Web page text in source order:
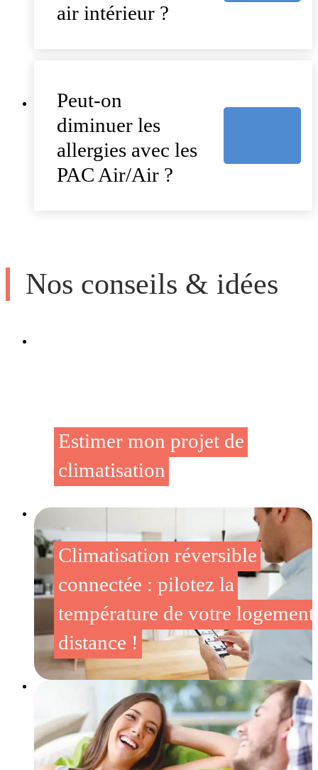
air intérieur ?
Peut-on
diminuer les
allergies avec les
PAC Air/Air ?
Nos conseils & idées
Estimer mon projet de
climatisation
Climatisation réversible
connectée : pilotez la
température de votre logement
distance !